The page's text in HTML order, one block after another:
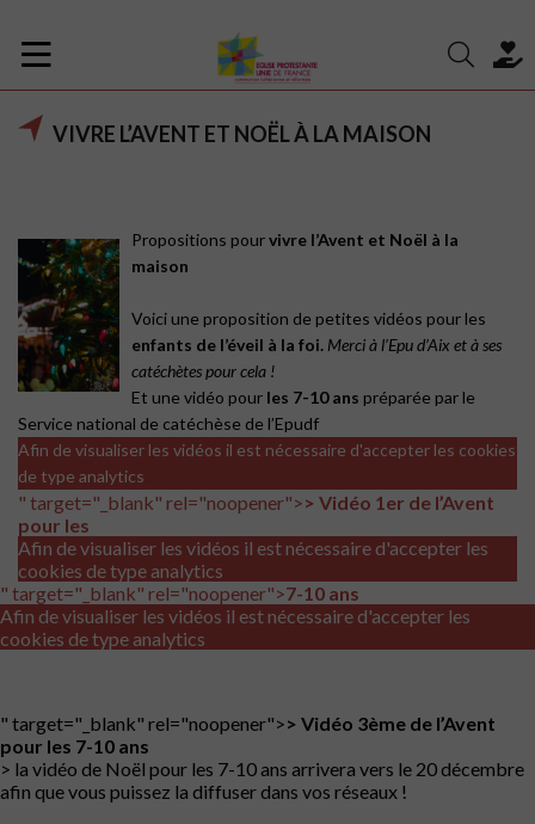
VIVRE L’AVENT ET NOËL À LA MAISON
Propositions pourvivre l’Avent et Noël à la
maison
Voici une proposition de petites vidéos pour les
enfants de l’éveil à la foi. Merci à l’Epu d’Aix et à ses
catéchètes pour cela !
Et une vidéo pour les 7-10 ans préparée par le
Service national de catéchèse de l’Epudf
Afin de visualiser les vidéos il est nécessaire d'accepter les cookies
de type analytics
" target="_blank" rel="noopener">> Vidéo 1er de l’Avent
pour les
Afin de visualiser les vidéos il est nécessaire d'accepter les
cookies de type analytics
" target="_blank" rel="noopener">7-10 ans
Afin de visualiser les vidéos il est nécessaire d'accepter les
cookies de type analytics
" target="_blank" rel="noopener">> Vidéo 3ème de l’Avent
pour les 7-10 ans
> la vidéo de Noël pour les 7-10 ans arrivera vers le 20 décembre
afin que vous puissez la diffuser dans vos réseaux !